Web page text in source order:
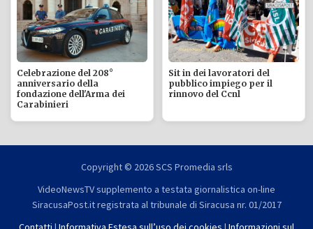
Celebrazione del 208°
anniversario della
fondazione dell'Arma dei
Carabinieri
Sit in dei lavoratori del
pubblico impiego per il
rinnovo del Ccnl
Copyright © 2026 SCS Promedia srls
VideoNewsTV supplemento a testata giornalistica on-line
SiracusaPost.it registrata al tribunale di Siracusa nr. 01/2017